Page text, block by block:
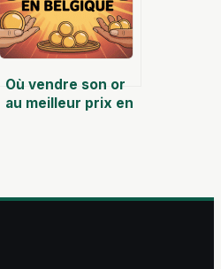
Où vendre son or
au meilleur prix en